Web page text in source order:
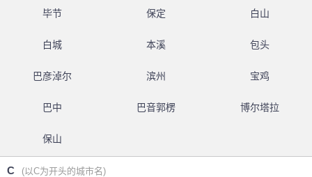
毕节 保定 白山
白城 本溪 包头
巴彦淖尔 滨州 宝鸡
巴中 巴音郭楞 博尔塔拉
保山
C (以C为开头的城市名)